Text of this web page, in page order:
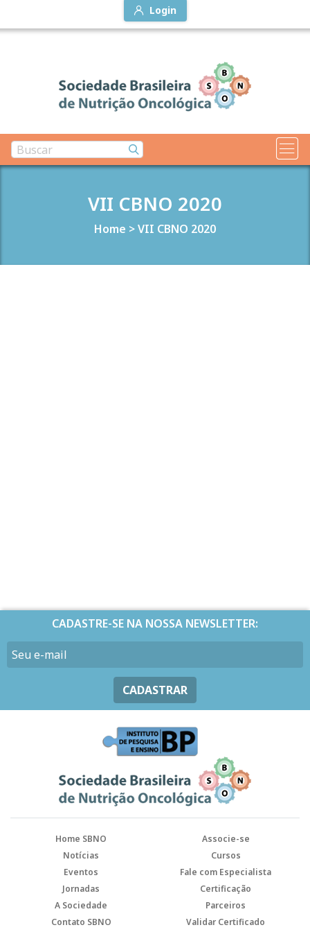
Login
VII CBNO 2020
Home >VII CBNO 2020
CADASTRE-SE NA NOSSA NEWSLETTER:
CADASTRAR
Home SBNO
Associe-se
Notícias
Cursos
Eventos
Fale com Especialista
Jornadas
Certificação
A Sociedade
Parceiros
Contato SBNO
Validar Certificado